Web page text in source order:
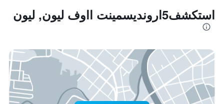
استكشف5ارونديسمينت ااوف ليون, ليون